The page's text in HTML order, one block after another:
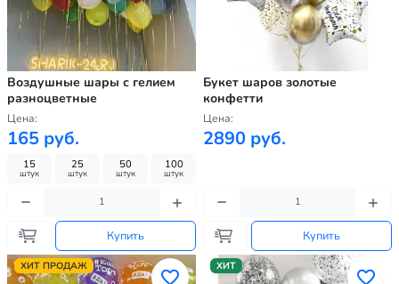
Воздушные шары с гелием
разноцветные
Цена:
165 руб.
15
штук
25
штук
50
штук
100
штук
Купить
Букет шаров золотые
конфетти
Цена:
2890 руб.
Купить
ХИТ ПРОДАЖ ХИТ